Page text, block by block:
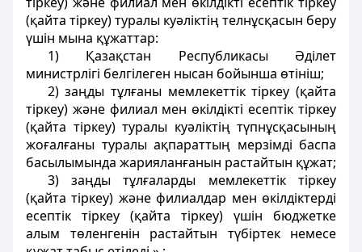
(қайта тіркеу) туралы куәліктің телнұсқасын беру
үшін мына құжаттар:
1) Қазақстан Республикасы Әділет
министрлігі белгілеген нысан бойынша өтініш;
2) заңды тұлғаны мемлекеттік тіркеу (қайта
тіркеу) және филиал мен өкілдікті есептік тіркеу
(қайта тіркеу) туралы куәліктің түпнұсқасының
жоғалғаны туралы ақпараттың мерзімді баспа
басылымында жарияланғанын растайтын құжат;
3) заңды тұлғаларды мемлекеттік тіркеу
(қайта тіркеу) және филиалдар мен өкілдіктерді
есептік тіркеу (қайта тіркеу) үшін бюджетке
алым төленгенін растайтын түбіртек немесе